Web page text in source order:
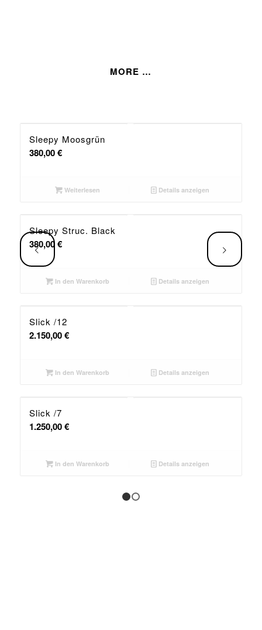
MORE …
Sleepy Moosgrün
380,00€
Weiterlesen Details anzeigen
Sleepy Struc. Black
380,00€
In den Warenkorb Details anzeigen
Slick /12
2.150,00€
In den Warenkorb Details anzeigen
Slick /7
1.250,00€
In den Warenkorb Details anzeigen